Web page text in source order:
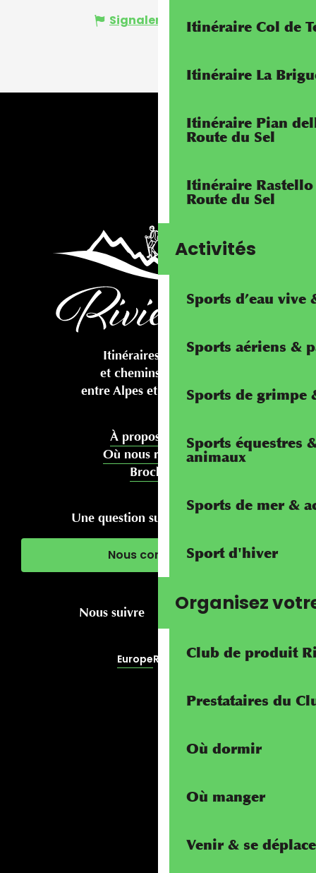
Itinéraire Col de
Itinéraire La
Itinéraire Pian
Route du Sel
Itinéraire
Route du Sel
Activités
Sports d’eau vive
Sports aériens &
Sports de grimpe
Sports équestres
animaux
Sports de mer &
Sport d'hiver
Organisez
Club de produit
Prestataires du
Où dormir
Où manger
Venir & se
Signaler une erreur
Itinéraires cyclables
et chemins pédestres
entre Alpes et Méditerranée
À propos de nous
Où nous rencontrer
Brochures
Une question sur votre séjour ?
Nous contacter
Nous suivre
EuropeRivierALP